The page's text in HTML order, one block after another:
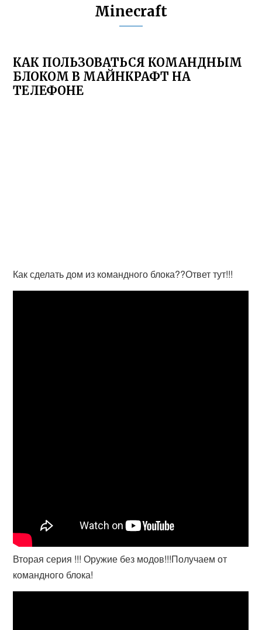
Minecraft
КАК ПОЛЬЗОВАТЬСЯ КОМАНДНЫМ
БЛОКОМ В МАЙНКРАФТ НА
ТЕЛЕФОНЕ
Как сделать дом из командного блока??Ответ тут!!!
Вторая серия !!! Оружие без модов!!!Получаем от
командного блока!